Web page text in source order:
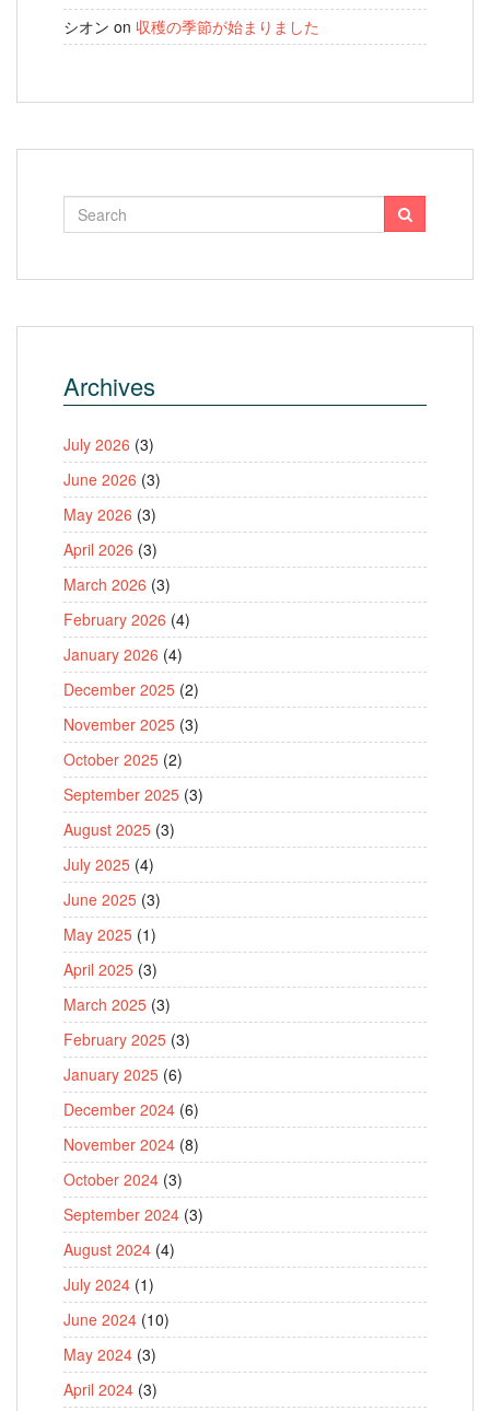
シオン on 収穫の季節が始まりました
Archives
July 2026 (3)
June 2026 (3)
May 2026 (3)
April 2026 (3)
March 2026 (3)
February 2026 (4)
January 2026 (4)
December 2025 (2)
November 2025 (3)
October 2025 (2)
September 2025 (3)
August 2025 (3)
July 2025 (4)
June 2025 (3)
May 2025 (1)
April 2025 (3)
March 2025 (3)
February 2025 (3)
January 2025 (6)
December 2024 (6)
November 2024 (8)
October 2024 (3)
September 2024 (3)
August 2024 (4)
July 2024 (1)
June 2024 (10)
May 2024 (3)
April 2024 (3)